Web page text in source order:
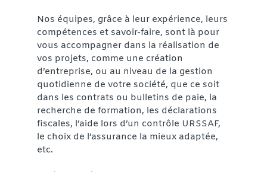
Nos équipes, grâce à leur expérience, leurs
compétences et savoir-faire, sont là pour
vous accompagner dans la réalisation de
vos projets, comme une création
d’entreprise, ou au niveau de la gestion
quotidienne de votre société, que ce soit
dans les contrats ou bulletins de paie, la
recherche de formation, les déclarations
fiscales, l’aide lors d’un contrôle URSSAF,
le choix de l’assurance la mieux adaptée,
etc.